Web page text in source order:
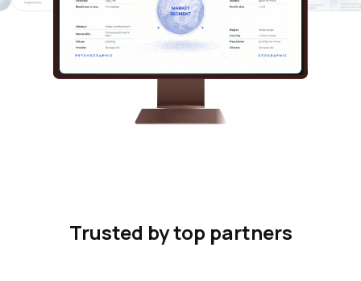
Trusted by top partners